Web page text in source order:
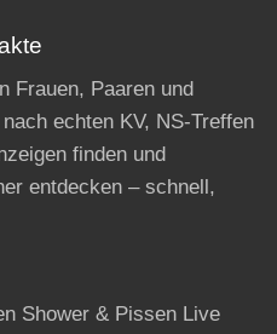
Frauen, Paaren und
echten KV, NS-Treffen
finden und
entdecken – schnell,
Shower & Pissen Live